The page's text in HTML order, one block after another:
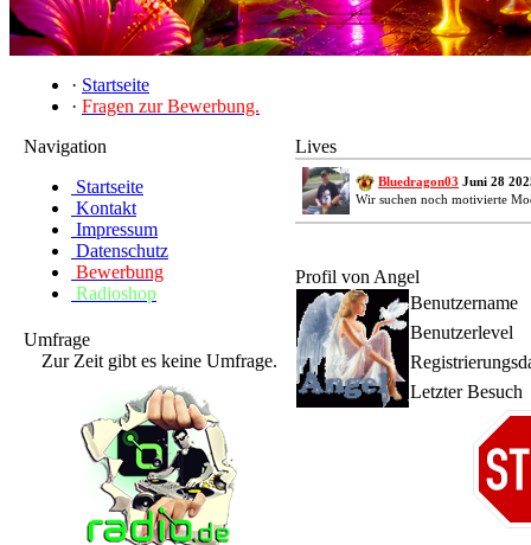
· Startseite
· Fragen zur Bewerbung.
Navigation
Startseite
Kontakt
Impressum
Datenschutz
Bewerbung
Radioshop
Umfrage
Zur Zeit gibt es keine Umfrage.
Lives
Bluedragon03 Juni 28
Wir suchen noch motivierte
Profil von Angel
Benutzername
Benutzerlevel
Letzter Besuch